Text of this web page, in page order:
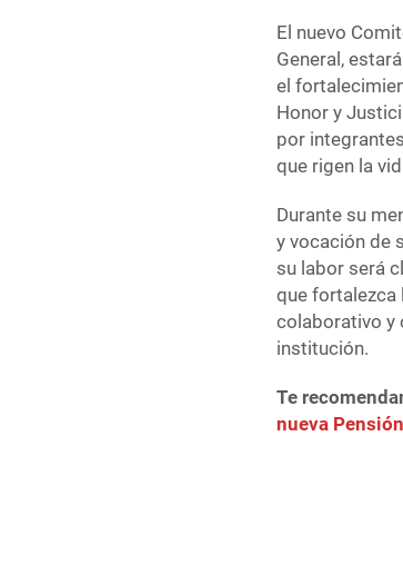
El nuevo
General,
el
Honor y
por
que rigen la
Durante su
y vocación de
su labor será
que fortalezca
colaborativo y
institución.
Te
nueva